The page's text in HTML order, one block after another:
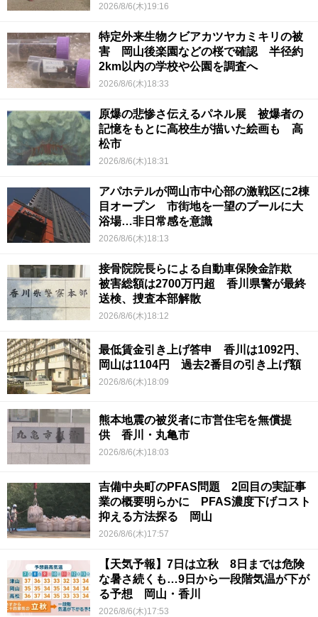
2026/8/6(木)19:16
特定外来生物クビアカツヤカミキリの被
害 岡山後楽園などの桜で確認 半径約
2km以内の学校や公園を調査へ
2026/8/6(木)18:33
原爆の悲惨さ伝えるパネル展 被爆者の
記憶をもとに高校生が描いた絵画も 高
松市
2026/8/6(木)18:31
アパホテルが岡山市中心部の激戦区に2棟
目オープン 市街地を一望のプールに大
浴場…非日常感を意識
2026/8/6(木)18:13
接骨院院長らによる自動車保険金詐欺
被害総額は2700万円超 香川県警が最終
送検、捜査本部解散
2026/8/6(木)18:12
最低賃金引き上げ答申 香川は1092円、
岡山は1104円 過去2番目の引き上げ額
2026/8/6(木)18:09
熊本地震の被災者に市営住宅を無償提
供 香川・丸亀市
2026/8/6(木)18:03
吉備中央町のPFAS問題 2回目の実証事
業の概要明らかに PFAS濃度下げコスト
抑える方法探る 岡山
2026/8/6(木)17:57
【天気予報】7日は立秋 8日までは危険
な暑さ続くも…9日から一段階気温が下が
る予想 岡山・香川
2026/8/6(木)17:53